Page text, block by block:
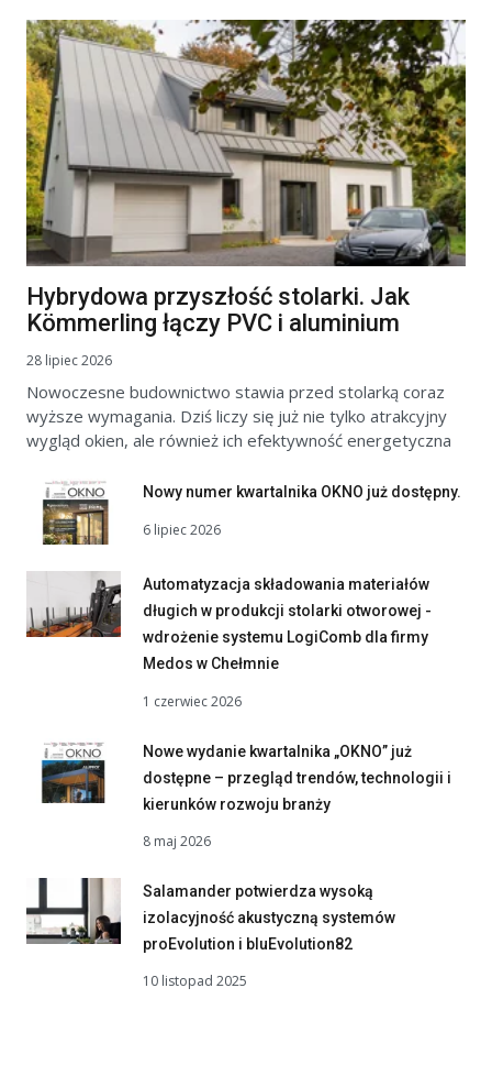
Hybrydowa przyszłość stolarki. Jak
Kömmerling łączy PVC i aluminium
28 lipiec 2026
Nowoczesne budownictwo stawia przed stolarką coraz
wyższe wymagania. Dziś liczy się już nie tylko atrakcyjny
wygląd okien, ale również ich efektywność energetyczna
Nowy numer kwartalnika OKNO już dostępny.
6 lipiec 2026
Automatyzacja składowania materiałów
długich w produkcji stolarki otworowej -
wdrożenie systemu LogiComb dla firmy
Medos w Chełmnie
1 czerwiec 2026
Nowe wydanie kwartalnika „OKNO” już
dostępne – przegląd trendów, technologii i
kierunków rozwoju branży
8 maj 2026
Salamander potwierdza wysoką
izolacyjność akustyczną systemów
proEvolution i bluEvolution82
10 listopad 2025